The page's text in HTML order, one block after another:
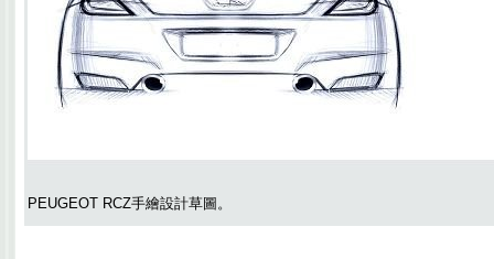
PEUGEOT RCZ手繪設計草圖。